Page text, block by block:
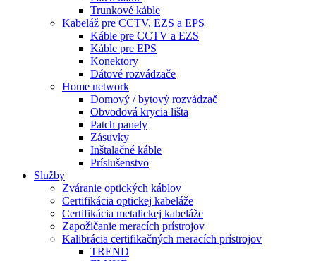
Trunkové káble
Kabeláž pre CCTV, EZS a EPS
Káble pre CCTV a EZS
Káble pre EPS
Konektory
Dátové rozvádzače
Home network
Domový / bytový rozvádzač
Obvodová krycia lišta
Patch panely
Zásuvky
Inštalačné káble
Príslušenstvo
Služby
Zváranie optických káblov
Certifikácia optickej kabeláže
Certifikácia metalickej kabeláže
Zapožičanie meracích prístrojov
Kalibrácia certifikačných meracích prístrojov
TREND